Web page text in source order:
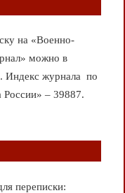
на «Военно-
можно в
Индекс журнала по
России» – 39887.
переписки: